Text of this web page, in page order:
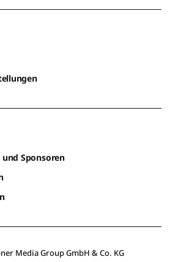
Sponsoren
Media Group GmbH & Co. KG